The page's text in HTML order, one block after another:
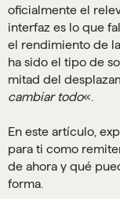
oficialmente el
interfaz es lo que
el rendimiento de
ha sido el tipo de
mitad del
cambiar todo«.
En este artículo,
para ti como
de ahora y qué
forma.